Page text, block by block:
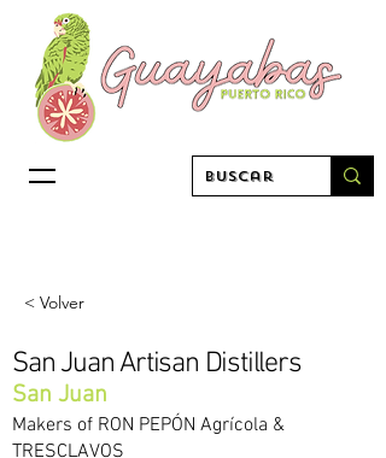
< Volver
San Juan Artisan Distillers
San Juan
Makers of RON PEPÓN Agrícola &
TRESCLAVOS